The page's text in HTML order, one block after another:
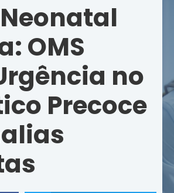
OMS
no
Precoce